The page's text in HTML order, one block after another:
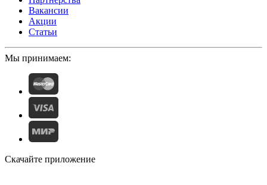
Вакансии
Акции
Статьи
Мы принимаем:
Скачайте приложение